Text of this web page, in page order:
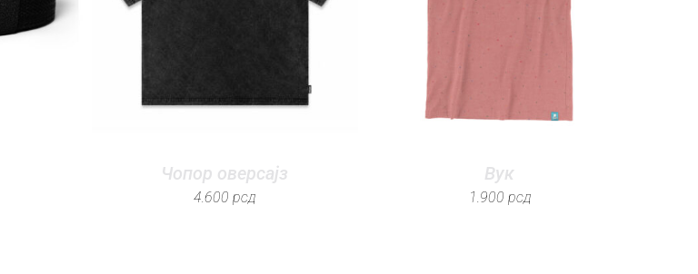
Чопор оверсајз
4.600рсд
Вук
1.900 рсд